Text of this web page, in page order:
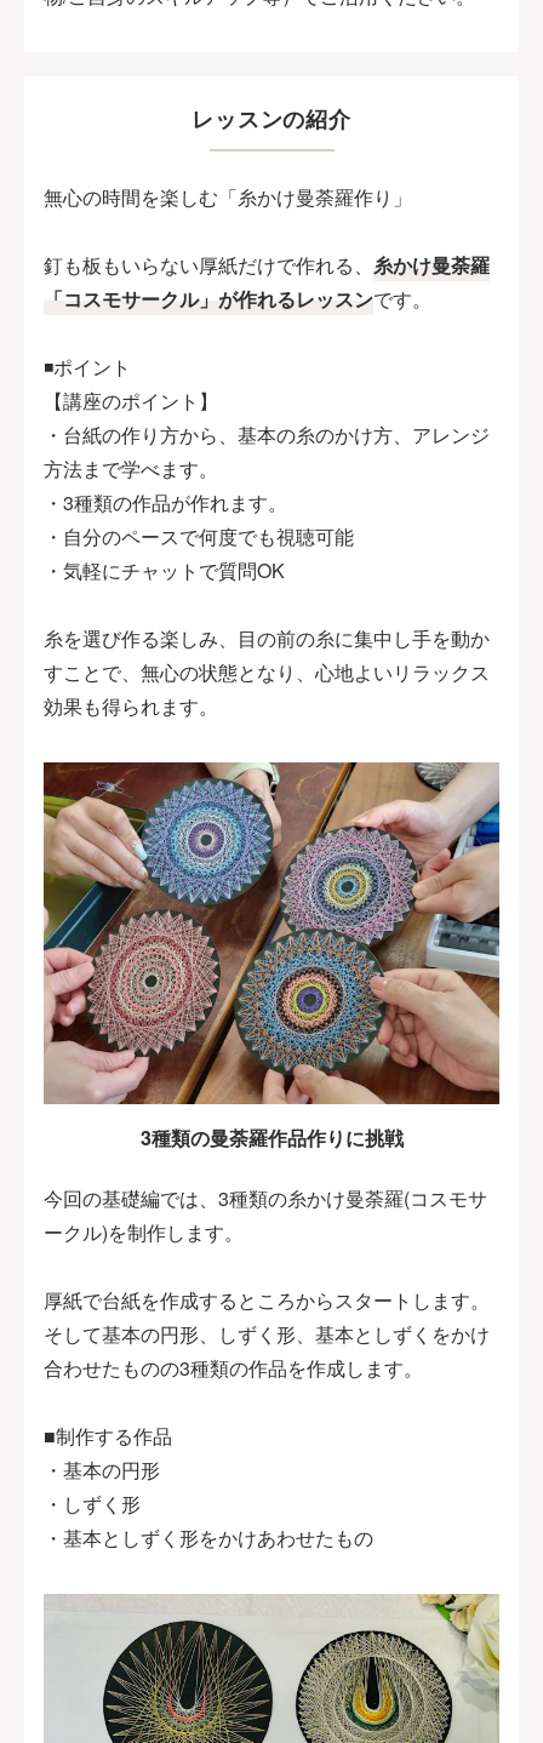
レッスンの紹介
無心の時間を楽しむ「糸かけ曼荼羅作り」
釘も板もいらない厚紙だけで作れる、 糸かけ曼荼羅
「コスモサークル」が作れるレッスンです。
◾️ポイント
【講座のポイント】
・台紙の作り方から、基本の糸のかけ方、アレンジ
方法まで学べます。
・3種類の作品が作れます。
・自分のペースで何度でも視聴可能
・気軽にチャットで質問OK
糸を選び作る楽しみ、目の前の糸に集中し手を動か
すことで、無心の状態となり、心地よいリラックス
効果も得られます。
3種類の曼荼羅作品作りに挑戦
今回の基礎編では、3種類の糸かけ曼荼羅(コスモサ
ークル)を制作します。
厚紙で台紙を作成するところからスタートします。
そして基本の円形、しずく形、基本としずくをかけ
合わせたものの3種類の作品を作成します。
■制作する作品
・基本の円形
・しずく形
・基本としずく形をかけあわせたもの